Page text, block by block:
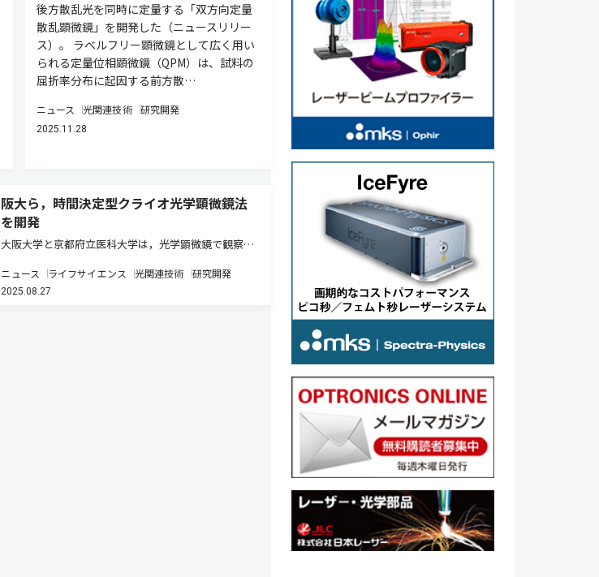
後方散乱光を同時に定量する「双方向定量
散乱顕微鏡」を開発した（ニュースリリー
ス）。 ラベルフリー顕微鏡として広く用い
られる定量位相顕微鏡（QPM）は、試料の
屈折率分布に起因する前方散…
ニュース 光関連技術 研究開発
2025.11.28
阪大ら，時間決定型クライオ光学顕微鏡法
を開発
大阪大学と京都府立医科大学は，光学顕微鏡で観察中
精度で凍結固定し，そのまま詳細に観察できる技術
「時間決定型クライオ光学顕微鏡法」の開発に成功し
ニュース ライフサイエンス 光関連技術 研究開発
2025.08.27